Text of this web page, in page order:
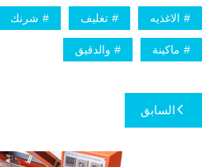
الاغذيه تغليف شرنك
ماكينة والدقيق
تصفّح
المقالات
السابق